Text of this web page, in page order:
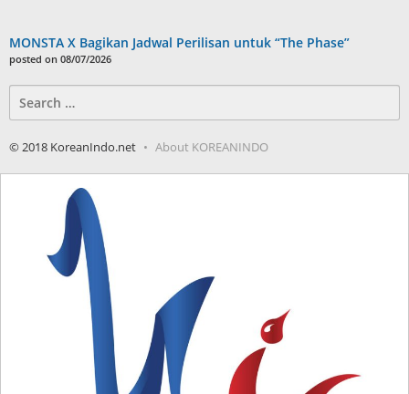
MONSTA X Bagikan Jadwal Perilisan untuk “The Phase”
posted on 08/07/2026
for:
© 2018 KoreanIndo.net About KOREANINDO